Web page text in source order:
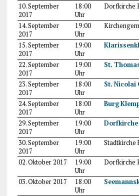
10. September
2017
18:00
Uhr
Dorfkirche
14. September
2017
19:00
Uhr
15. September
2017
19:00
Uhr
22. September
2017
19:00
Uhr
St.
23. September
2017
18:00
Uhr
St. Nicolai
24. September
2017
18:00
Uhr
Burg
29. September
2017
19:00
Uhr
Dorfkirche
30. September
2017
19:00
Uhr
Stadtkirche
02. Oktober 2017
19:00
Uhr
Dorfkirche
03. Oktober 2017
18:00
Uhr